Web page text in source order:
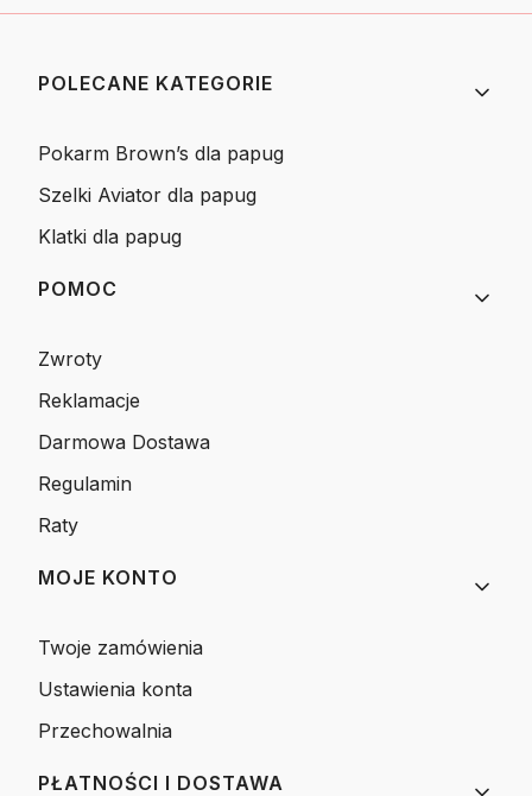
Linki w stopce
POLECANE KATEGORIE
Pokarm Brown’s dla papug
Szelki Aviator dla papug
Klatki dla papug
POMOC
Zwroty
Reklamacje
Darmowa Dostawa
Regulamin
Raty
MOJE KONTO
Twoje zamówienia
Ustawienia konta
Przechowalnia
PŁATNOŚCI I DOSTAWA